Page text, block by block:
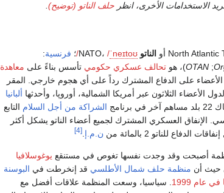
الاستخدامات الأخرى، انظر حلف الناتو (توضيح)
الناتو /ˈneɪtoʊ
/؛ فرنسية:
;
OTAN)، هو تحالف عسكري حكومي تأسس بناءً على معاهدة
الأعضاء على الدفاع المشترك رداً على أي هجوم خارجي. المقر
الأعضاء الثلاثون عبر أمريكا الشمالية، أوروپا، وأحدثها ألبانيا
الشراكة من أجل السلام التابع
المؤسسي. الإنفاق العسكري المشترك لجميع أعضاء الناتو يشكل أكثر
الدفاع للناتو 2 بالمائة من ن.م.إ [4]
يوغوسلافيا
حيث أن منظمة حلف شمال الأطلسي قد إنخرطت في البوسنة
عام 1999
. سياسيا، وسعت المنظمة علاقات أفضل مع